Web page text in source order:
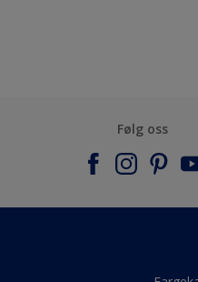
Følg oss